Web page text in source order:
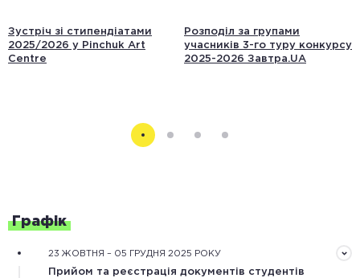
Зустріч зі стипендіатами
2025/2026 у Pinchuk Art
Centre
Розподіл за групами
учасників 3-го туру конкурсу
2025-2026 Завтра.UA
Графік
23 ЖОВТНЯ – 05 ГРУДНЯ 2025 РОКУ
Прийом та реєстрація документів студентів